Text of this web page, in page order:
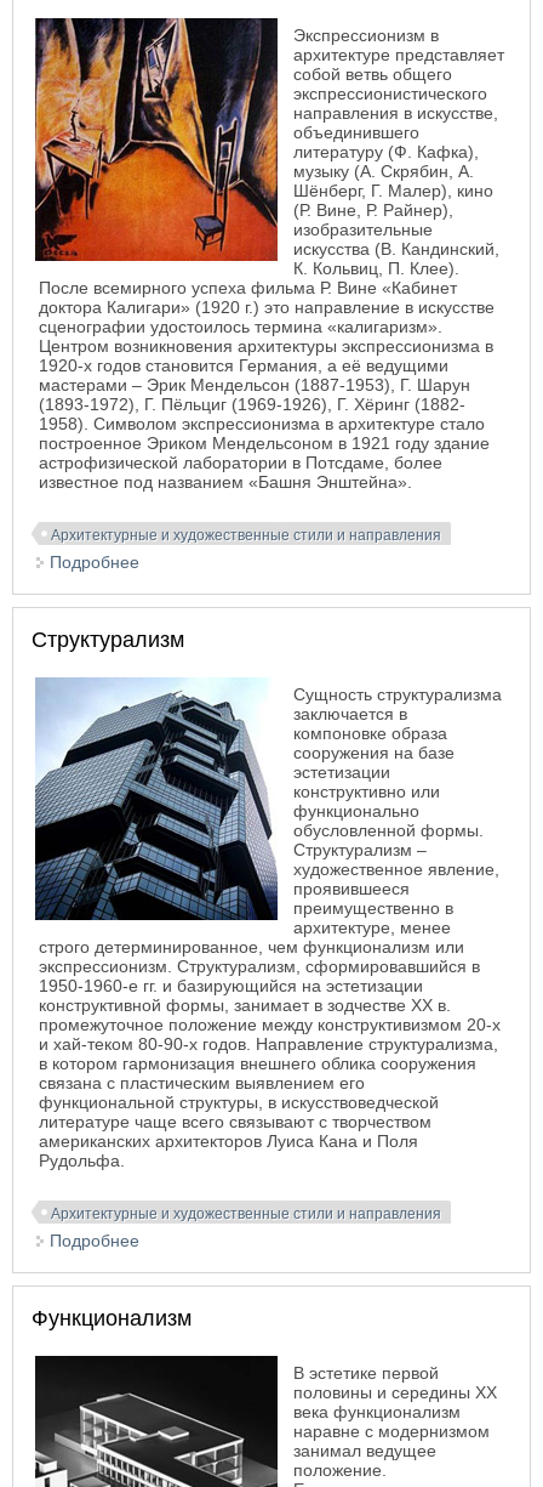
Экспрессионизм в
архитектуре представляет
собой ветвь общего
экспрессионистического
направления в искусстве,
объединившего
литературу (Ф. Кафка),
музыку (А. Скрябин, А.
Шёнберг, Г. Малер), кино
(Р. Вине, Р. Райнер),
изобразительные
искусства (В. Кандинский,
К. Кольвиц, П. Клее).
После всемирного успеха фильма Р. Вине «Кабинет
доктора Калигари» (1920 г.) это направление в искусстве
сценографии удостоилось термина «калигаризм».
Центром возникновения архитектуры экспрессионизма в
1920-х годов становится Германия, а её ведущими
мастерами – Эрик Мендельсон (1887-1953), Г. Шарун
(1893-1972), Г. Пёльциг (1969-1926), Г. Хёринг (1882-
1958). Символом экспрессионизма в архитектуре стало
построенное Эриком Мендельсоном в 1921 году здание
астрофизической лаборатории в Потсдаме, более
известное под названием «Башня Энштейна».
Архитектурные и художественные стили и направления
Подробнее
Структурализм
Сущность структурализма
заключается в
компоновке образа
сооружения на базе
эстетизации
конструктивно или
функционально
обусловленной формы.
Структурализм –
художественное явление,
проявившееся
преимущественно в
архитектуре, менее
строго детерминированное, чем функционализм или
экспрессионизм. Структурализм, сформировавшийся в
1950-1960-е гг. и базирующийся на эстетизации
конструктивной формы, занимает в зодчестве ХХ в.
промежуточное положение между конструктивизмом 20-х
и хай-теком 80-90-х годов. Направление структурализма,
в котором гармонизация внешнего облика сооружения
связана с пластическим выявлением его
функциональной структуры, в искусствоведческой
литературе чаще всего связывают с творчеством
американских архитекторов Луиса Кана и Поля
Рудольфа.
Архитектурные и художественные стили и направления
Подробнее
Функционализм
В эстетике первой
половины и середины ХХ
века функционализм
наравне с модернизмом
занимал ведущее
положение.